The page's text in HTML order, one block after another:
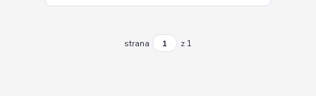
strana z 1